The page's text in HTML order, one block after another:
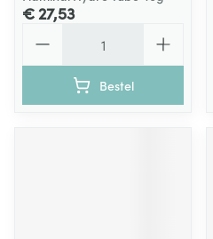
€ 27,53
Bestel